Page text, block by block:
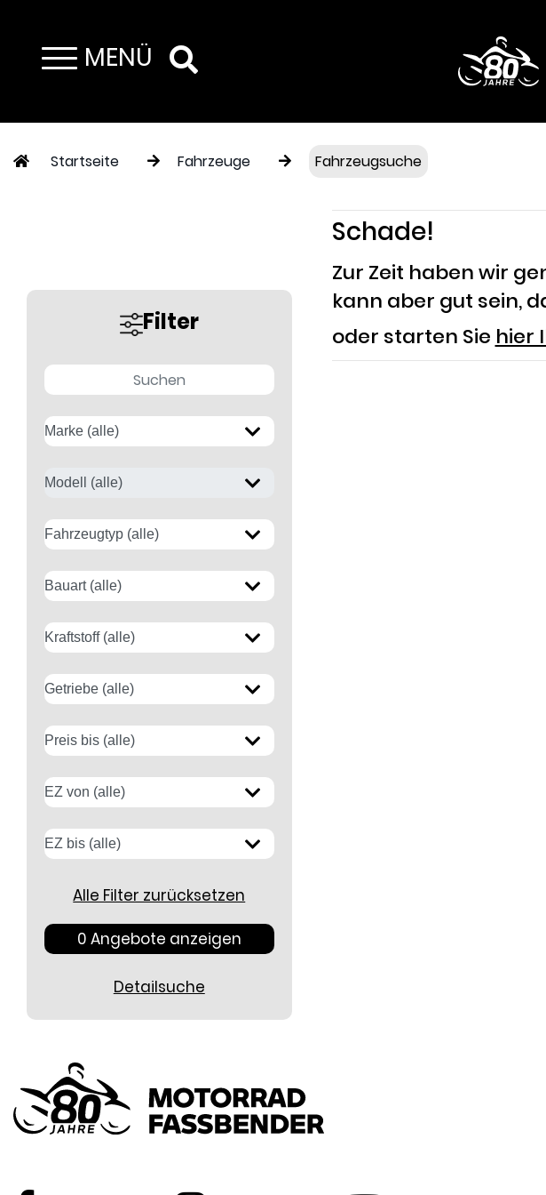
Toggle navigation
MENÜ
Startseite Fahrzeuge Fahrzeugsuche
Filter
Alle Filter zurücksetzen
0 Angebote anzeigen
Detailsuche
Schade!
Zur Zeit haben wir
kann aber gut sein,
oder starten Sie hier